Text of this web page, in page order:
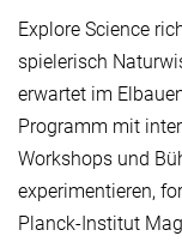
Explore Science
spielerisch
erwartet im
Programm mit
Workshops und
experimentieren,
Planck-Institut